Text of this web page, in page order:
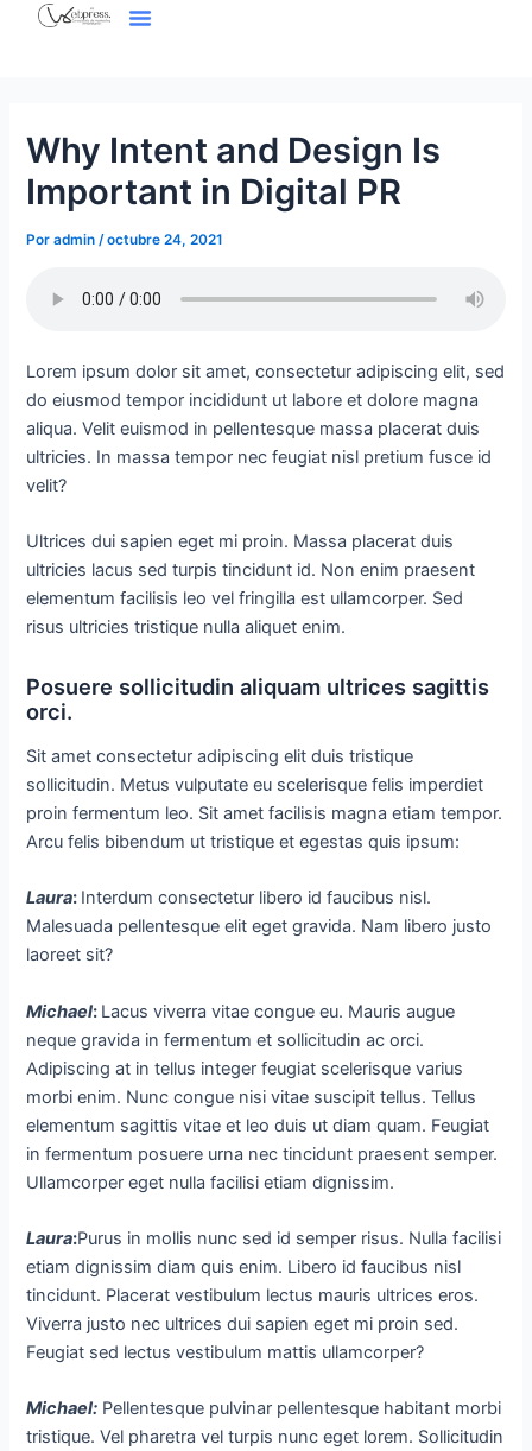
Menú
Why Intent and Design Is
Important in Digital PR
Poradmin /octubre 24, 2021
Lorem ipsum dolor sit amet, consectetur adipiscing elit, sed
do eiusmod tempor incididunt ut labore et dolore magna
aliqua. Velit euismod in pellentesque massa placerat duis
ultricies. In massa tempor nec feugiat nisl pretium fusce id
velit?
Ultrices dui sapien eget mi proin. Massa placerat duis
ultricies lacus sed turpis tincidunt id. Non enim praesent
elementum facilisis leo vel fringilla est ullamcorper. Sed
risus ultricies tristique nulla aliquet enim.
Posuere sollicitudin aliquam ultrices sagittis
orci.
Sit amet consectetur adipiscing elit duis tristique
sollicitudin. Metus vulputate eu scelerisque felis imperdiet
proin fermentum leo. Sit amet facilisis magna etiam tempor.
Arcu felis bibendum ut tristique et egestas quis ipsum:
Laura: Interdum consectetur libero id faucibus nisl.
Malesuada pellentesque elit eget gravida. Nam libero justo
laoreet sit?
Michael: Lacus viverra vitae congue eu. Mauris augue
neque gravida in fermentum et sollicitudin ac orci.
Adipiscing at in tellus integer feugiat scelerisque varius
morbi enim. Nunc congue nisi vitae suscipit tellus. Tellus
elementum sagittis vitae et leo duis ut diam quam. Feugiat
in fermentum posuere urna nec tincidunt praesent semper.
Ullamcorper eget nulla facilisi etiam dignissim.
Laura:Purus in mollis nunc sed id semper risus. Nulla facilisi
etiam dignissim diam quis enim. Libero id faucibus nisl
tincidunt. Placerat vestibulum lectus mauris ultrices eros.
Viverra justo nec ultrices dui sapien eget mi proin sed.
Feugiat sed lectus vestibulum mattis ullamcorper?
Michael: Pellentesque pulvinar pellentesque habitant morbi
tristique. Vel pharetra vel turpis nunc eget lorem. Sollicitudin
Navegación